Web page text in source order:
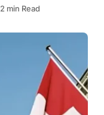
2 min Read